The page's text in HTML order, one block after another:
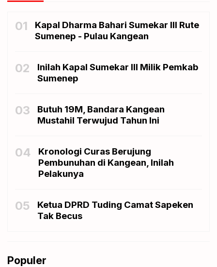
01
Kapal Dharma Bahari Sumekar III Rute
Sumenep - Pulau Kangean
02
Inilah Kapal Sumekar III Milik Pemkab
Sumenep
03
Butuh 19M, Bandara Kangean
Mustahil Terwujud Tahun Ini
04
Kronologi Curas Berujung
Pembunuhan di Kangean, Inilah
Pelakunya
05
Ketua DPRD Tuding Camat Sapeken
Tak Becus
Populer